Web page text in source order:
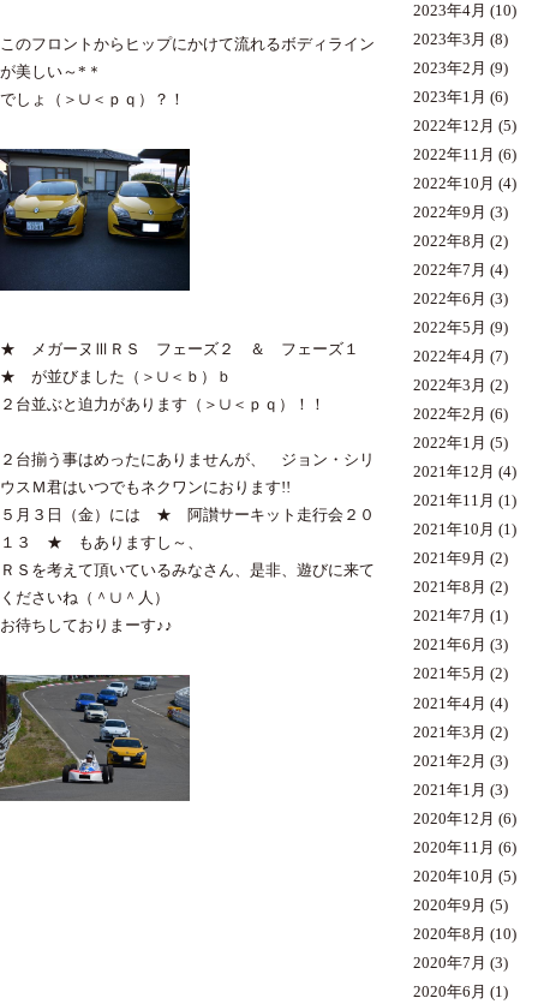
このフロントからヒップにかけて流れるボディライン
が美しい～*＊
でしょ（＞∪＜ｐｑ）？！
★ メガーヌⅢＲＳ フェーズ２ ＆ フェーズ１
★ が並びました（＞∪＜ｂ）ｂ
２台並ぶと迫力があります（＞∪＜ｐｑ）！！
２台揃う事はめったにありませんが、 ジョン・シリ
ウスＭ君はいつでもネクワンにおります!!
５月３日（金）には ★ 阿讃サーキット走行会２０
１３ ★ もありますし～、
ＲＳを考えて頂いているみなさん、是非、遊びに来て
くださいね（＾∪＾人）
お待ちしておりまーす♪♪
2023年4月 (10)
2023年3月 (8)
2023年2月 (9)
2023年1月 (6)
2022年12月 (5)
2022年11月 (6)
2022年10月 (4)
2022年9月 (3)
2022年8月 (2)
2022年7月 (4)
2022年6月 (3)
2022年5月 (9)
2022年4月 (7)
2022年3月 (2)
2022年2月 (6)
2022年1月 (5)
2021年12月 (4)
2021年11月 (1)
2021年10月 (1)
2021年9月 (2)
2021年8月 (2)
2021年7月 (1)
2021年6月 (3)
2021年5月 (2)
2021年4月 (4)
2021年3月 (2)
2021年2月 (3)
2021年1月 (3)
2020年12月 (6)
2020年11月 (6)
2020年10月 (5)
2020年9月 (5)
2020年8月 (10)
2020年7月 (3)
2020年6月 (1)